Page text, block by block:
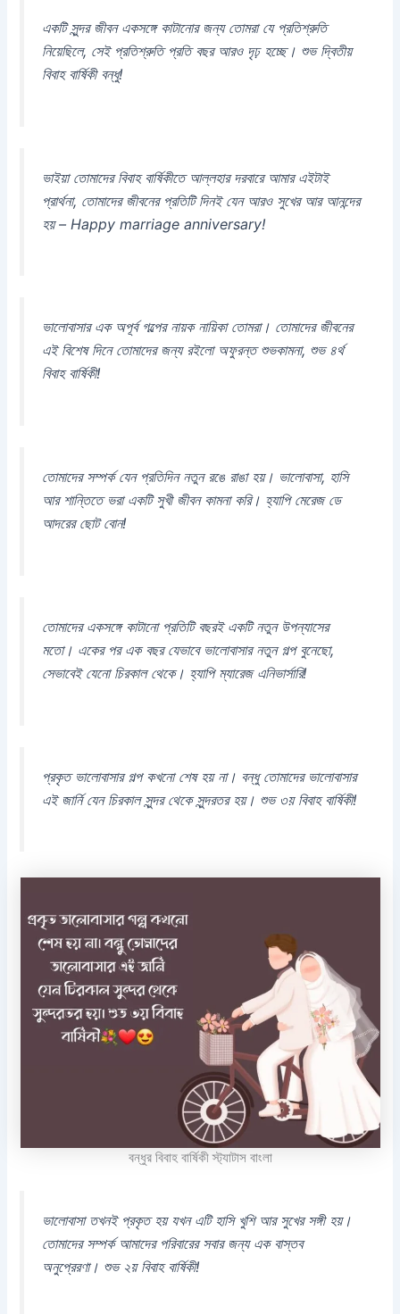
একটি সুন্দর জীবন একসঙ্গে কাটানোর জন্য তোমরা যে প্রতিশ্রুতি
নিয়েছিলে, সেই প্রতিশ্রুতি প্রতি বছর আরও দৃঢ় হচ্ছে। শুভ দ্বিতীয়
বিবাহ বার্ষিকী বন্ধু!
ভাইয়া তোমাদের বিবাহ বার্ষিকীতে আল্লহার দরবারে আমার এইটাই
প্রার্থনা, তোমাদের জীবনের প্রতিটি দিনই যেন আরও সুখের আর আনন্দের
হয় – Happy marriage anniversary!
ভালোবাসার এক অপূর্ব গল্পের নায়ক নায়িকা তোমরা। তোমাদের জীবনের
এই বিশেষ দিনে তোমাদের জন্য রইলো অফুরন্ত শুভকামনা, শুভ ৪র্থ
বিবাহ বার্ষিকী!
তোমাদের সম্পর্ক যেন প্রতিদিন নতুন রঙে রাঙা হয়। ভালোবাসা, হাসি
আর শান্তিতে ভরা একটি সুখী জীবন কামনা করি। হ্যাপি মেরেজ ডে
আদরের ছোট বোন!
তোমাদের একসঙ্গে কাটানো প্রতিটি বছরই একটি নতুন উপন্যাসের
মতো। একের পর এক বছর যেভাবে ভালোবাসার নতুন গল্প বুনেছো,
সেভাবেই যেনো চিরকাল থেকে। হ্যাপি ম্যারেজ এনিভার্সারি!
প্রকৃত ভালোবাসার গল্প কখনো শেষ হয় না। বন্ধু তোমাদের ভালোবাসার
এই জার্নি যেন চিরকাল সুন্দর থেকে সুন্দরতর হয়। শুভ ৩য় বিবাহ বার্ষিকী!
বন্ধুর বিবাহ বার্ষিকী স্ট্যাটাস বাংলা
ভালোবাসা তখনই প্রকৃত হয় যখন এটি হাসি খুশি আর সুখের সঙ্গী হয়।
তোমাদের সম্পর্ক আমাদের পরিবারের সবার জন্য এক বাস্তব
অনুপ্রেরণা। শুভ ২য় বিবাহ বার্ষিকী!